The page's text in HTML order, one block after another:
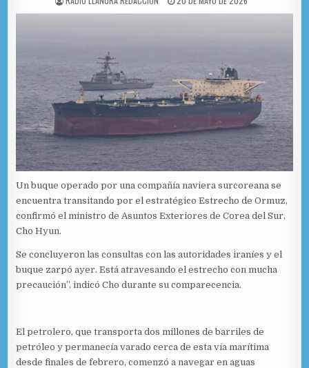
Un buque operado por una compañía naviera surcoreana se
encuentra transitando por el estratégico Estrecho de Ormuz,
confirmó el ministro de Asuntos Exteriores de Corea del Sur,
Cho Hyun.
Se concluyeron las consultas con las autoridades iraníes y el
buque zarpó ayer. Está atravesando el estrecho con mucha
precaución”, indicó Cho durante su comparecencia.
El petrolero, que transporta dos millones de barriles de
petróleo y permanecía varado cerca de esta vía marítima
desde finales de febrero, comenzó a navegar en aguas